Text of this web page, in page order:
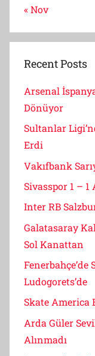
« Nov
Recent Posts
Arsenal
Dönüyor
Sultanlar
Erdi
Vakıfbank
Sivasspor 1 –
Inter RB
Galatasaray
Sol Kanattan
Fenerbahçe’de
Ludogorets’de
Skate America
Arda Güler
Alınmadı